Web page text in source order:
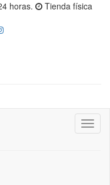
horas.
Tienda física